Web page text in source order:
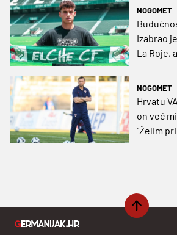
NOGOMET
Izabrao
La Roje,
NOGOMET
Hrvatu
on već
“Želim